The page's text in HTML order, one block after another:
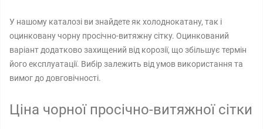
У нашому каталозі ви знайдете як холоднокатану, так і
оцинковану чорну просічно-витяжну сітку. Оцинкований
варіант додатково захищений від корозії, що збільшує термін
його експлуатації. Вибір залежить від умов використання та
вимог до довговічності.
Ціна чорної просічно-витяжної сітки